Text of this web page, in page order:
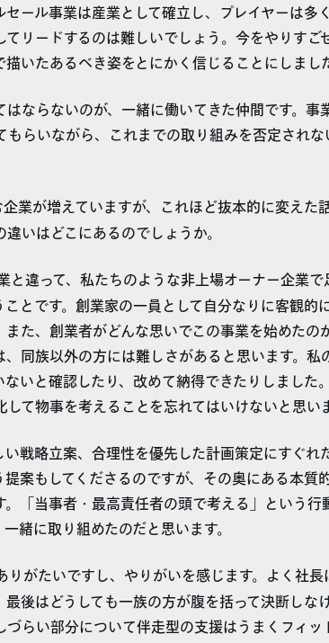
ール事業は産業として確立し、プレイヤーは多
リードするのは難しいでしょう。今をやりす
いたあるべき姿をとにかく信じることにしまし
ならないのが、一緒に働いてきた仲間です。事
らいながら、これまでの取り組みを否定され
業が増えていますが、これほど抜本的に変えた
いはどこにあるのでしょうか。
と違って、私たちのような非上場オーナー企業
とです。創業家の一員として自分なりに客観的
た、創業者がどんな思いでこの事業を始めたの
同族以外の方には難しさがあると思います。
いと確認したり、改めて納得できたりしまし
て物事を考えることを忘れてはいけないと思い
戦略立案、合理性を優先した計画策定にすぐれ
案もしてくださるのですが、その奥にある本質
。「当事者・最高責任者の頭で考える」という
緒に取り組めたのだと思います。
りがたいですし、やりがいを感じます。よく社
後はどうしても一族の方が腹を括って決断しな
らい部分について伴走型の支援はうまくフィッ